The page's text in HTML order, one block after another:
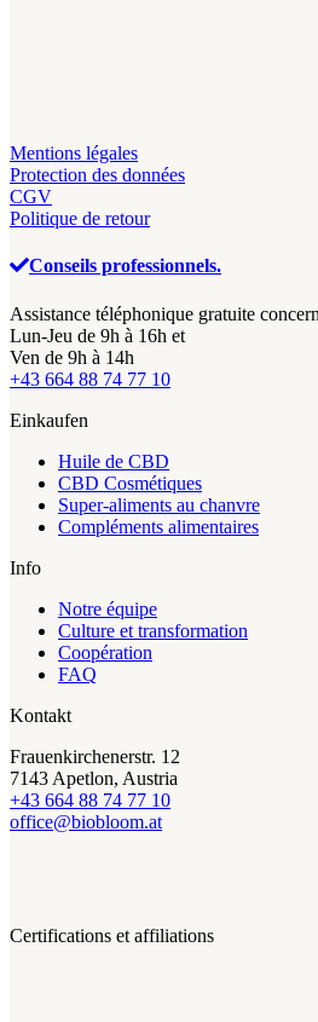
Mentions légales
Protection des données
CGV
Politique de retour
Conseils professionnels.
Assistance téléphonique gratuite
Lun-Jeu de 9h à 16h et
Ven de 9h à 14h
+43 664 88 74 77 10
Einkaufen
Huile de CBD
CBD Cosmétiques
Super-aliments au chanvre
Compléments alimentaires
Info
Notre équipe
Culture et transformation
Coopération
FAQ
Kontakt
Frauenkirchenerstr. 12
7143 Apetlon, Austria
+43 664 88 74 77 10
office@biobloom.at
Certifications et affiliations